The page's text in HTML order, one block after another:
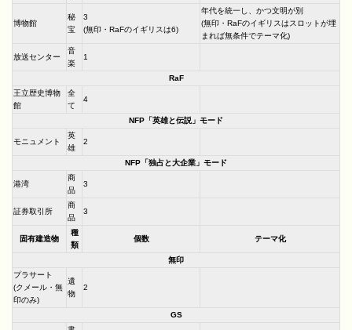
博物館
秘
宝
3
(無印・RaFのイギリスは6)
年代を統一し、かつ文明が別
(無印・RaFのイギリスはスロットが埋
まれば無条件でテーマ化)
放送センター
音
楽
1
RaF
王立歴史博物
館
全
て
4
NFP「英雄と伝説」モード
モニュメント
英
雄
2
NFP「独占と大企業」モード
港湾
商
品
3
証券取引所
商
品
3
固有建造物
種
類
個数 テーマ化
無印
プラサート
(クメール・無
印のみ)
遺
物
2
GS